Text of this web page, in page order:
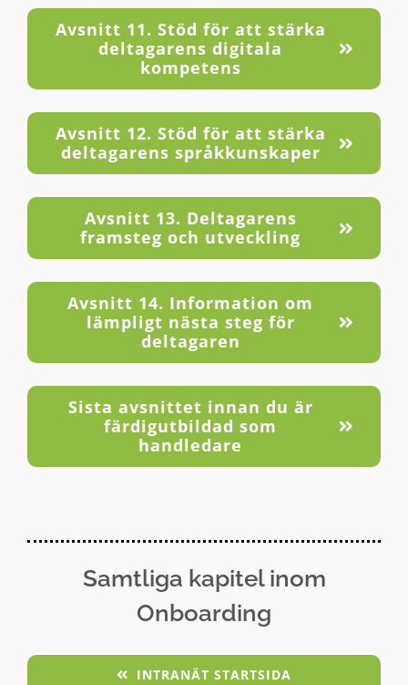
Avsnitt 11. Stöd för att stärka
deltagarens digitala
kompetens
Avsnitt 12. Stöd för att stärka
deltagarens språkkunskaper
Avsnitt 13. Deltagarens
framsteg och utveckling
Avsnitt 14. Information om
lämpligt nästa steg för
deltagaren
Sista avsnittet innan du är
färdigutbildad som
handledare
Samtliga kapitel inom
Onboarding
INTRANÄT STARTSIDA